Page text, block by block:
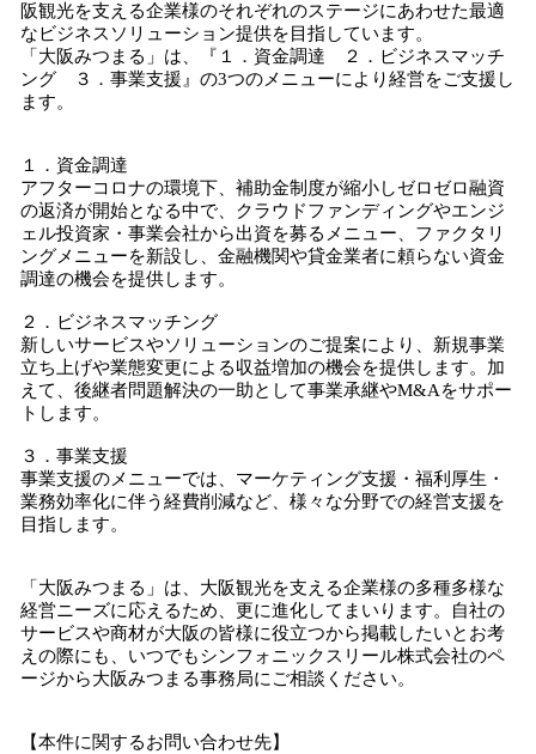
阪観光を支える企業様のそれぞれのステージにあわせた最適
なビジネスソリューション提供を目指しています。
「大阪みつまる」は、『１．資金調達 ２．ビジネスマッチ
ング ３．事業支援』の3つのメニューにより経営をご支援し
ます。
１．資金調達
アフターコロナの環境下、補助金制度が縮小しゼロゼロ融資
の返済が開始となる中で、クラウドファンディングやエンジ
ェル投資家・事業会社から出資を募るメニュー、ファクタリ
ングメニューを新設し、金融機関や貸金業者に頼らない資金
調達の機会を提供します。
２．ビジネスマッチング
新しいサービスやソリューションのご提案により、新規事業
立ち上げや業態変更による収益増加の機会を提供します。加
えて、後継者問題解決の一助として事業承継やM&Aをサポー
トします。
３．事業支援
事業支援のメニューでは、マーケティング支援・福利厚生・
業務効率化に伴う経費削減など、様々な分野での経営支援を
目指します。
「大阪みつまる」は、大阪観光を支える企業様の多種多様な
経営ニーズに応えるため、更に進化してまいります。自社の
サービスや商材が大阪の皆様に役立つから掲載したいとお考
えの際にも、いつでもシンフォニックスリール株式会社のペ
ージから大阪みつまる事務局にご相談ください。
【本件に関するお問い合わせ先】